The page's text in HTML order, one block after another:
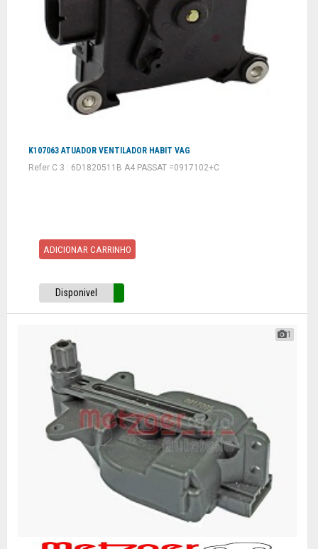
K107063 ATUADOR VENTILADOR HABIT VAG
Refer C 3 : 6D1820511B A4 PASSAT =0917102+C
ADICIONAR CARRINHO
Disponivel
1